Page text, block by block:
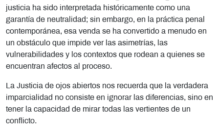
justicia ha sido interpretada históricamente como una
garantía de neutralidad; sin embargo, en la práctica penal
contemporánea, esa venda se ha convertido a menudo en
un obstáculo que impide ver las asimetrías, las
vulnerabilidades y los contextos que rodean a quienes se
encuentran afectos al proceso.
La Justicia de ojos abiertos nos recuerda que la verdadera
imparcialidad no consiste en ignorar las diferencias, sino en
tener la capacidad de mirar todas las vertientes de un
conflicto.